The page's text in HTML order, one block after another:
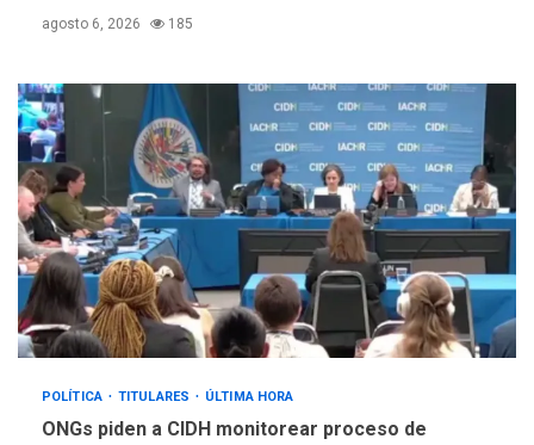
agosto 6, 2026 185
POLÍTICA TITULARES ÚLTIMA HORA
ONGs piden a CIDH monitorear proceso de